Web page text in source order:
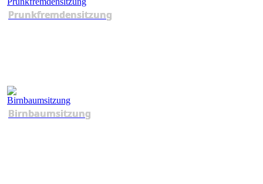
Prunkfremdensitzung
Birnbaumsitzung